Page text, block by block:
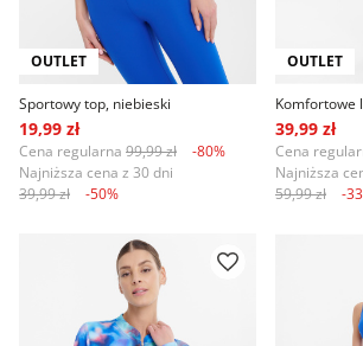
OUTLET
Sportowy top, niebieski
19,99 zł
Cena regularna 99,99 zł
-80%
Najniższa cena z 30 dni
39,99 zł
-50%
OUTLET
Komfortowe
39,99 zł
Cena
Najniższa
59,99 zł
-